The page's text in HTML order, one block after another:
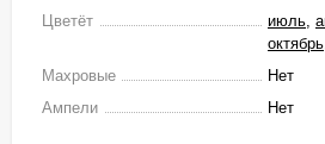
Цветёт
июль,
октябрь
Махровые
Нет
Ампели
Нет